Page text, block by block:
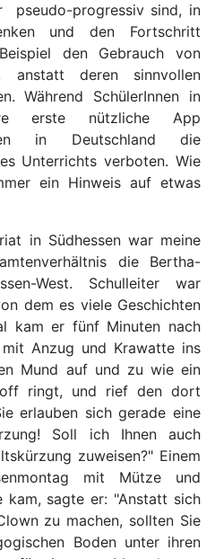
pseudo-progressiv sind, in
und den Fortschritt
den Gebrauch von
anstatt deren sinnvollen
Während SchülerInnen in
erste nützliche App
in Deutschland die
Unterrichts verboten. Wie
ein Hinweis auf etwas
in Südhessen war meine
die Bertha-
West. Schulleiter war
dem es viele Geschichten
kam er fünf Minuten nach
Anzug und Krawatte ins
Mund auf und zu wie ein
ringt, und rief den dort
erlauben sich gerade eine
Soll ich Ihnen auch
zuweisen?" Einem
mit Mütze und
kam, sagte er: "Anstatt sich
zu machen, sollten Sie
Boden unter ihren